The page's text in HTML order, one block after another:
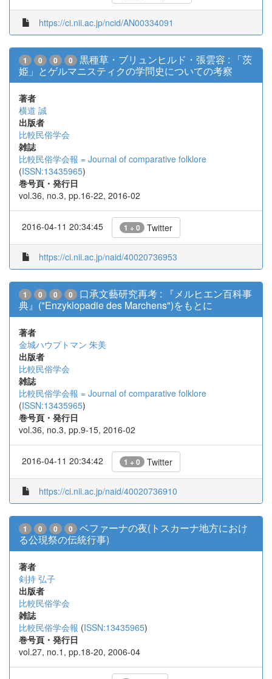
https://ci.nii.ac.jp/ncid/AN00334091
1 0 0 0
黒種草・ブリュンヒルド・張雲容 : 「茨
姫」とゲルマニスティクの学問史についての考察
著者
横道 誠
出版者
比較民俗学会
雑誌
比較民俗学会報 = Journal of comparative folklore
(ISSN:13435965)
巻号頁・発行日
vol.36, no.3, pp.16-22, 2016-02
2016-04-11 20:34:45 1 + 0 Twitter
https://ci.nii.ac.jp/naid/40020736953
1 0 0 0
口承文藝研究再考 : 『メルヒエン百科事
典』("Enzyklopadie des Marchens")をもとに
著者
金城ハウプトマン 朱美
出版者
比較民俗学会
雑誌
比較民俗学会報 = Journal of comparative folklore
(ISSN:13435965)
巻号頁・発行日
vol.36, no.3, pp.9-15, 2016-02
2016-04-11 20:34:42 1 + 0 Twitter
https://ci.nii.ac.jp/naid/40020736910
1 0 0 0
ベファーナの夜(トスカーナ地方におけ
る公現祭の伝統行事)
著者
剣持 弘子
出版者
比較民俗学会
雑誌
比較民俗学会報 (ISSN:13435965)
巻号頁・発行日
vol.27, no.1, pp.18-20, 2006-04